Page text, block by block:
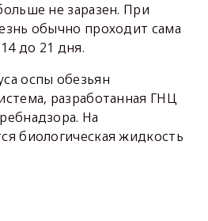
не заразен. При
обычно проходит сама
до 21 дня.
оспы обезьян
разработанная ГНЦ
На
биологическая жидкость